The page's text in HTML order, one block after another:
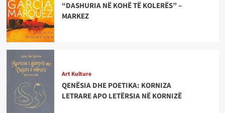
“DASHURIA NË KOHË TË KOLERËS” –
MARKEZ
Art Kulture
QENËSIA DHE POETIKA: KORNIZA
LETRARE APO LETËRSIA NË KORNIZË